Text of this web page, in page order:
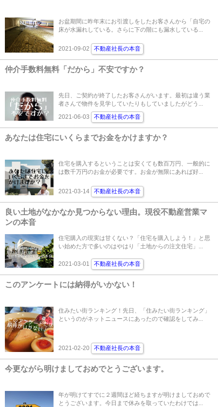
お盆期間に昨年末にお引渡しをしたお客さんから「自宅の
床が水漏れしている。さらに下の階にも漏水している...
2021-09-02 不動産社長の本音
仲介手数料無料「だから」不安ですか？
先日、ご契約が終了したお客さんがいます。最初は違う業
者さんで物件を見学していたりもしていましたがどう...
2021-06-03
不動産社長の本音
あなたは住宅にいくらまでお金をかけますか？
住宅を購入するということは安くても数百万円、一般的に
は数千万円のお金が必要です。お金が無限にあれば好...
2021-03-14 不動産社長の本音
良い土地がなかなか見つからない理由。現役不動産営業マ
ンの本音
住宅購入の現実は甘くない？「住宅を購入しよう！」と思
い始めた方で多いのはやはり「土地からの注文住宅」...
2021-03-01 不動産社長の本音
このアンケートには納得がいかない！
住みたい街ランキング！先日、「住みたい街ランキング」
というのがネットニュースにあったので確認をしてみ...
2021-02-20 不動産社長の本音
今更ながら明けましておめでとうございます。
年が明けてすでに２週間ほど経ちますが明けましておめで
とうございます。今日まで休みを取っていたわけでは...